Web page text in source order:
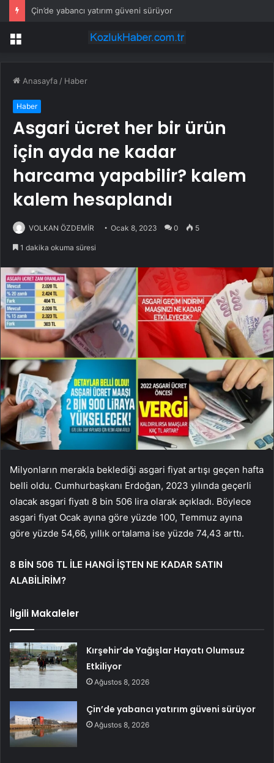
Çin’de yabancı yatırım güveni sürüyor
Menü
Anasayfa / Haber
Haber
Asgari ücret her bir ürün
için ayda ne kadar
harcama yapabilir? kalem
kalem hesaplandı
VOLKAN ÖZDEMİR Ocak 8, 2023 0 5
1 dakika okuma süresi
Milyonların merakla beklediği asgari fiyat artışı geçen hafta
belli oldu. Cumhurbaşkanı Erdoğan, 2023 yılında geçerli
olacak asgari fiyatı 8 bin 506 lira olarak açıkladı. Böylece
asgari fiyat Ocak ayına göre yüzde 100, Temmuz ayına
göre yüzde 54,66, yıllık ortalama ise yüzde 74,43 arttı.
8 BİN 506 TL İLE HANGİ İŞTEN NE KADAR SATIN
ALABİLİRİM?
İlgili Makaleler
Kırşehir’de Yağışlar Hayatı Olumsuz
Etkiliyor
Ağustos 8, 2026
Çin’de yabancı yatırım güveni sürüyor
Ağustos 8, 2026